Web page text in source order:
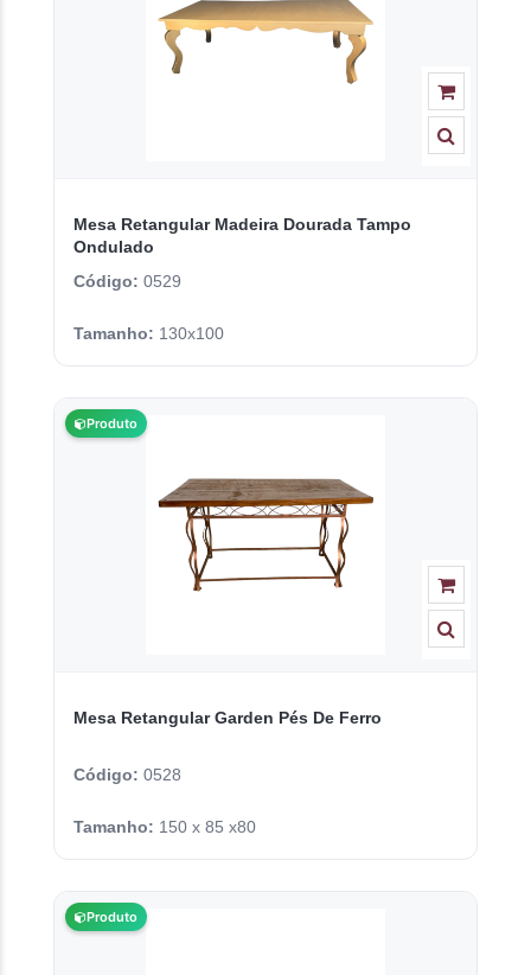
Mesa Retangular Madeira Dourada Tampo
Ondulado
Código: 0529
Tamanho: 130x100
Produto
Mesa Retangular Garden Pés De Ferro
Código: 0528
Tamanho: 150 x 85 x80
Produto